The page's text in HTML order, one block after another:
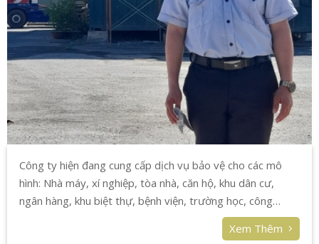
Công ty hiện đang cung cấp dịch vụ bảo vệ cho các mô
hình: Nhà máy, xí nghiệp, tòa nhà, căn hộ, khu dân cư,
ngân hàng, khu biệt thự, bệnh viện, trường học, công
Xem Thêm